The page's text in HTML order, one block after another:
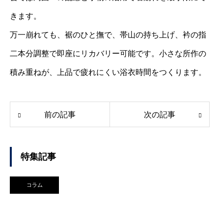
きます。
万一崩れても、裾のひと撫で、帯山の持ち上げ、衿の指
二本分調整で即座にリカバリー可能です。小さな所作の
積み重ねが、上品で疲れにくい浴衣時間をつくります。
前の記事 次の記事
特集記事
コラム